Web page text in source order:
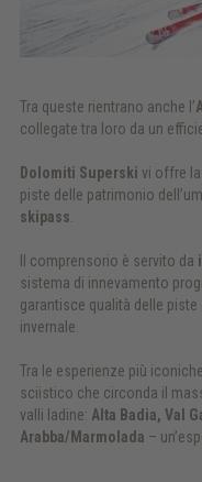
Tra queste rientrano anche l’
collegate tra loro da un
Dolomiti Superski vi offre
piste delle patrimonio
skipass
Il comprensorio è servito da
sistema di innevamento
garantisce qualità delle
invernale.
Tra le esperienze più
sciistico che circonda il
valli ladine: Alta Badia, Val
Arabba/Marmolada –